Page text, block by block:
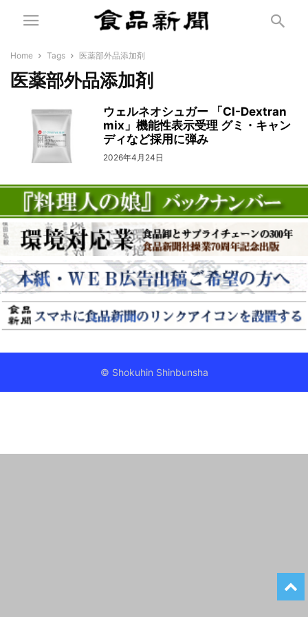
Home Tags 医薬部外品添加剤
医薬部外品添加剤
ウェルネオシュガー 「CI-Dextran
mix」機能性表示受理 グミ・キャン
ディなど採用に弾み
2026年4月24日
© Shokuhin Shinbunsha